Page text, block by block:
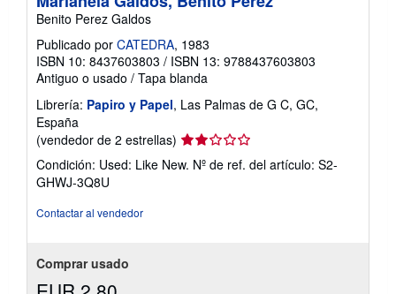
Benito Perez Galdos
Publicado por CATEDRA, 1983
ISBN 10: 8437603803 / ISBN 13: 9788437603803
Antiguo o usado / Tapa blanda
Librería: Papiro y Papel, Las Palmas de G C, GC,
España
(vendedor de 2 estrellas) Calificación
del
vendedor:
Condición: Used: Like New. Nº de ref. del artículo: S2-
GHWJ-3Q8U
Contactar al vendedor
Comprar usado